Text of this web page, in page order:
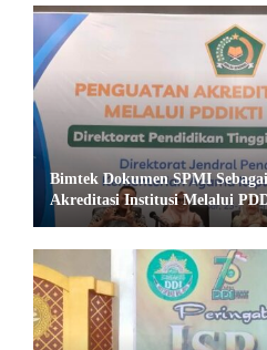
Bimtek Dokumen SPMI
Akreditasi Institusi Melalui